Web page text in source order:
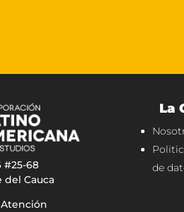
#25-68
del Cauca
La
de